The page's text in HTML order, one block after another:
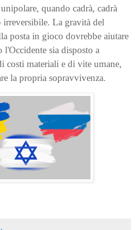
quando cadrà, cadrà
La gravità del
posta in gioco dovrebbe aiutare
l'Occidente sia disposto a
costi materiali e di vite umane,
la propria sopravvivenza.